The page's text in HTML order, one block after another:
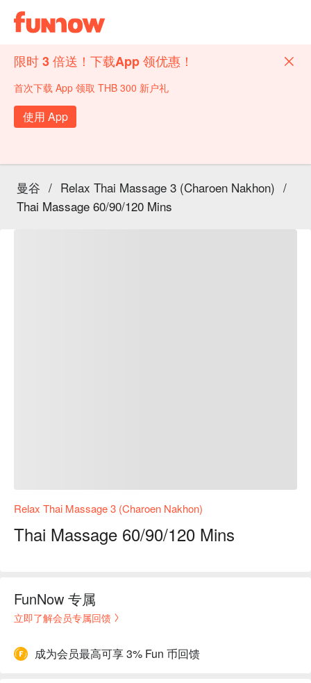
限时 3 倍送！下载App 领优惠！
首次下载 App 领取 THB 300 新户礼
使用 App
曼谷 / Relax Thai Massage 3 (Charoen Nakhon) /
Thai Massage 60/90/120 Mins
Relax Thai Massage 3 (Charoen Nakhon)
Thai Massage 60/90/120 Mins
FunNow 专属
立即了解会员专属回馈
成为会员最高可享 3% Fun 币回馈